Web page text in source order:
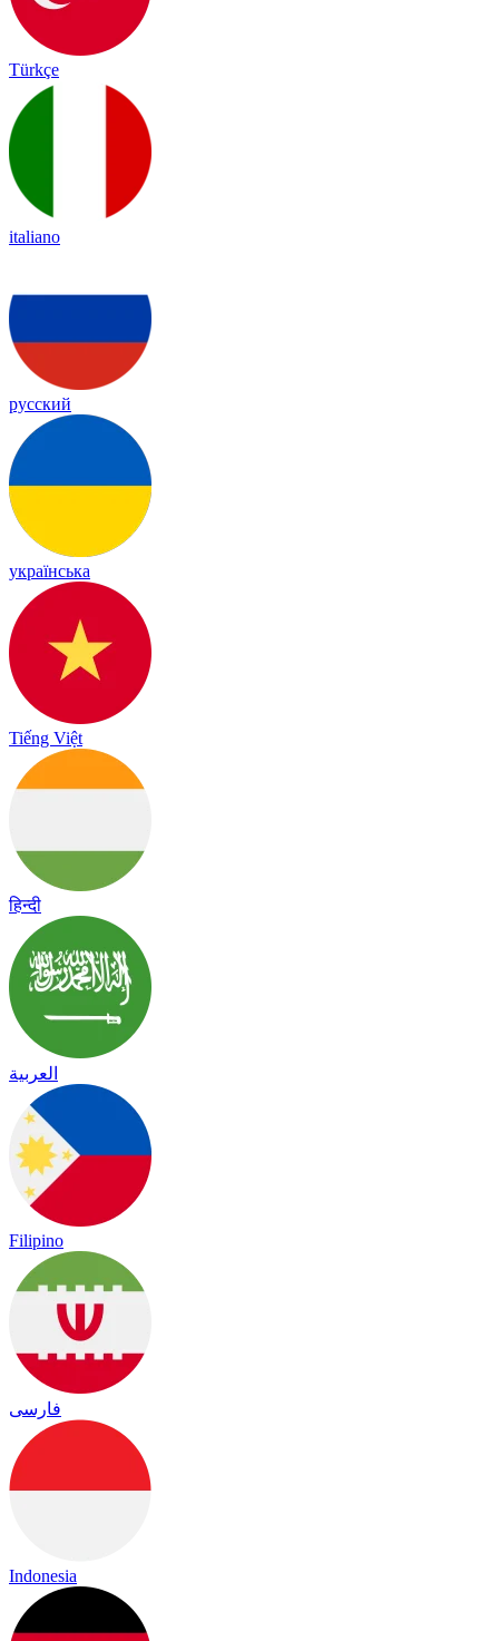
Türkçe
italiano
русский
українська
Tiếng Việt
हिन्दी
العربية
Filipino
فارسی
Indonesia